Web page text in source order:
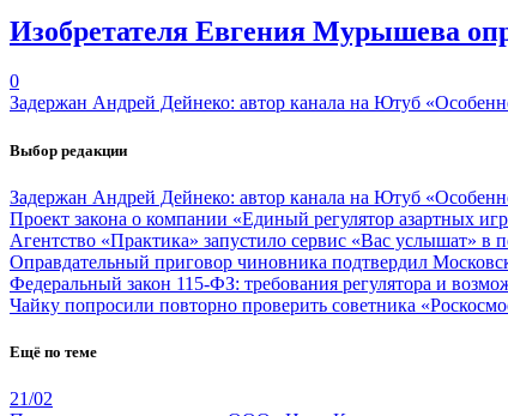
Изобретателя Евгения Мурышева
0
Задержан Андрей Дейнеко: автор канала на Ютуб
Выбор редакции
Задержан Андрей Дейнеко: автор канала на Ютуб
Проект закона о компании «Единый регулятор азартных
Агентство «Практика» запустило сервис «Вас услышат» в
Оправдательный приговор чиновника подтвердил
Федеральный закон 115-ФЗ: требования регулятора и
Чайку попросили повторно проверить советника
Ещё по теме
21/02